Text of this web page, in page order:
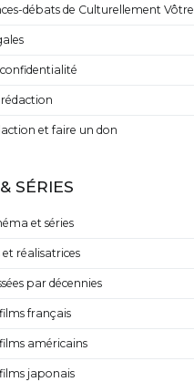
débats de Culturellement Vôtre
et faire un don
SÉRIES
et séries
et réalisatrices
par décennies
français
américains
japonais